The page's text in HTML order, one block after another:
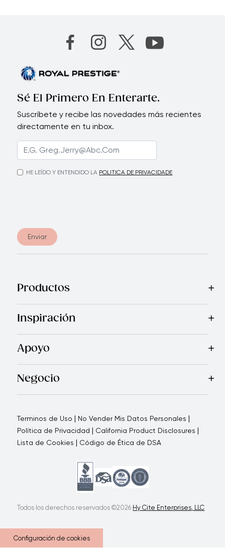
Sé El Primero En Enterarte.
Suscríbete y recibe las novedades más recientes
directamente en tu inbox.
HE LEÍDO Y ENTENDIDO LA POLITICA DE PRIVACIDADE
Enviar
Productos
Mas VendidosCocinaCuchillosVajillasElectrodomésticos
Inspiración
RecetasBlogRoyal TVRevista Royal PrestigePrograma
Apoyo
ContáctanosQuienes SomosGarantía Royal Prestige
Negocio
Por qué elegirnosCómo te apoyamosBlogs -
Terminos de Uso | No Vender Mis Datos Personales |
Política de Privacidad | California Product Disclosures |
Lista de Cookies | Código de Ética de DSA
Todos los derechos reservados ©2026 Hy Cite Enterprises, LLC
Configuración de cookies